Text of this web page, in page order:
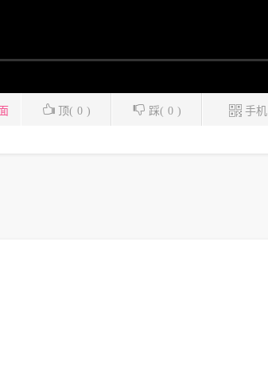
顶( 0 ) 踩( 0 ) 手机